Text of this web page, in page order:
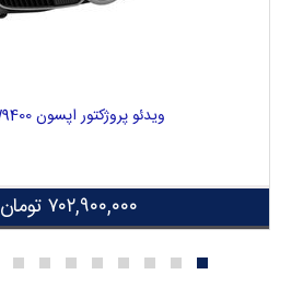
ویدئو پروژکتور اپسون EH-TW9400
۷۰۲,۹۰۰,۰۰۰ تومان